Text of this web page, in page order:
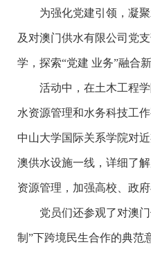
为强化党建引领，凝聚
及对澳门供水有限公司党
学，探索“党建 业务”融合新
活动中，在土木工程学
水资源管理和水务科技工
中山大学国际关系学院对
澳供水设施一线，详细了
资源管理，加强高校、政
党员们还参观了对澳门
制”下跨境民生合作的典范